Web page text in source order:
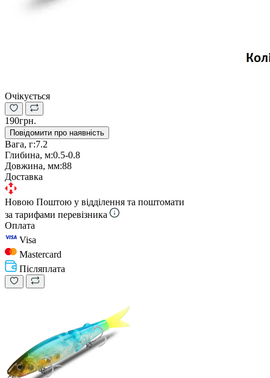
Очікується
190грн.
Повідомити про наявність
Вага, г:7.2
Глибина, м:0.5-0.8
Довжина, мм:88
Доставка
Новою Поштою у відділення та поштомати
за тарифами перевізника
Оплата
Visa
Mastercard
Післяплата